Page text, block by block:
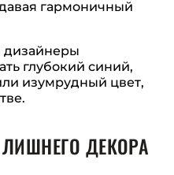
гармоничный
глубокий синий,
изумрудный цвет,
ДЕКОРА